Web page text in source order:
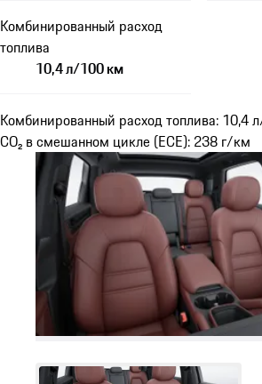
Комбинированный расход
топлива
10,4 л/100 км
Комбинированный расход топлива: 10,4
CO₂ в смешанном цикле (ECE): 238 г/км